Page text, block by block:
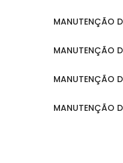
MANUTENÇÃO
MANUTENÇÃO
MANUTENÇÃO
MANUTENÇÃO